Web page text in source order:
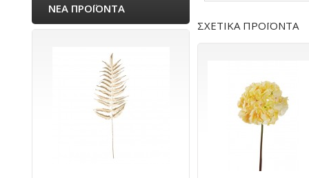
ΝΕΑ ΠΡΟΪΟΝΤΑ
ΣΧΕΤΙΚΑ ΠΡΟΪΟΝΤΑ